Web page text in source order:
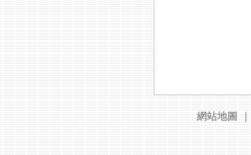
網站地圖 ｜